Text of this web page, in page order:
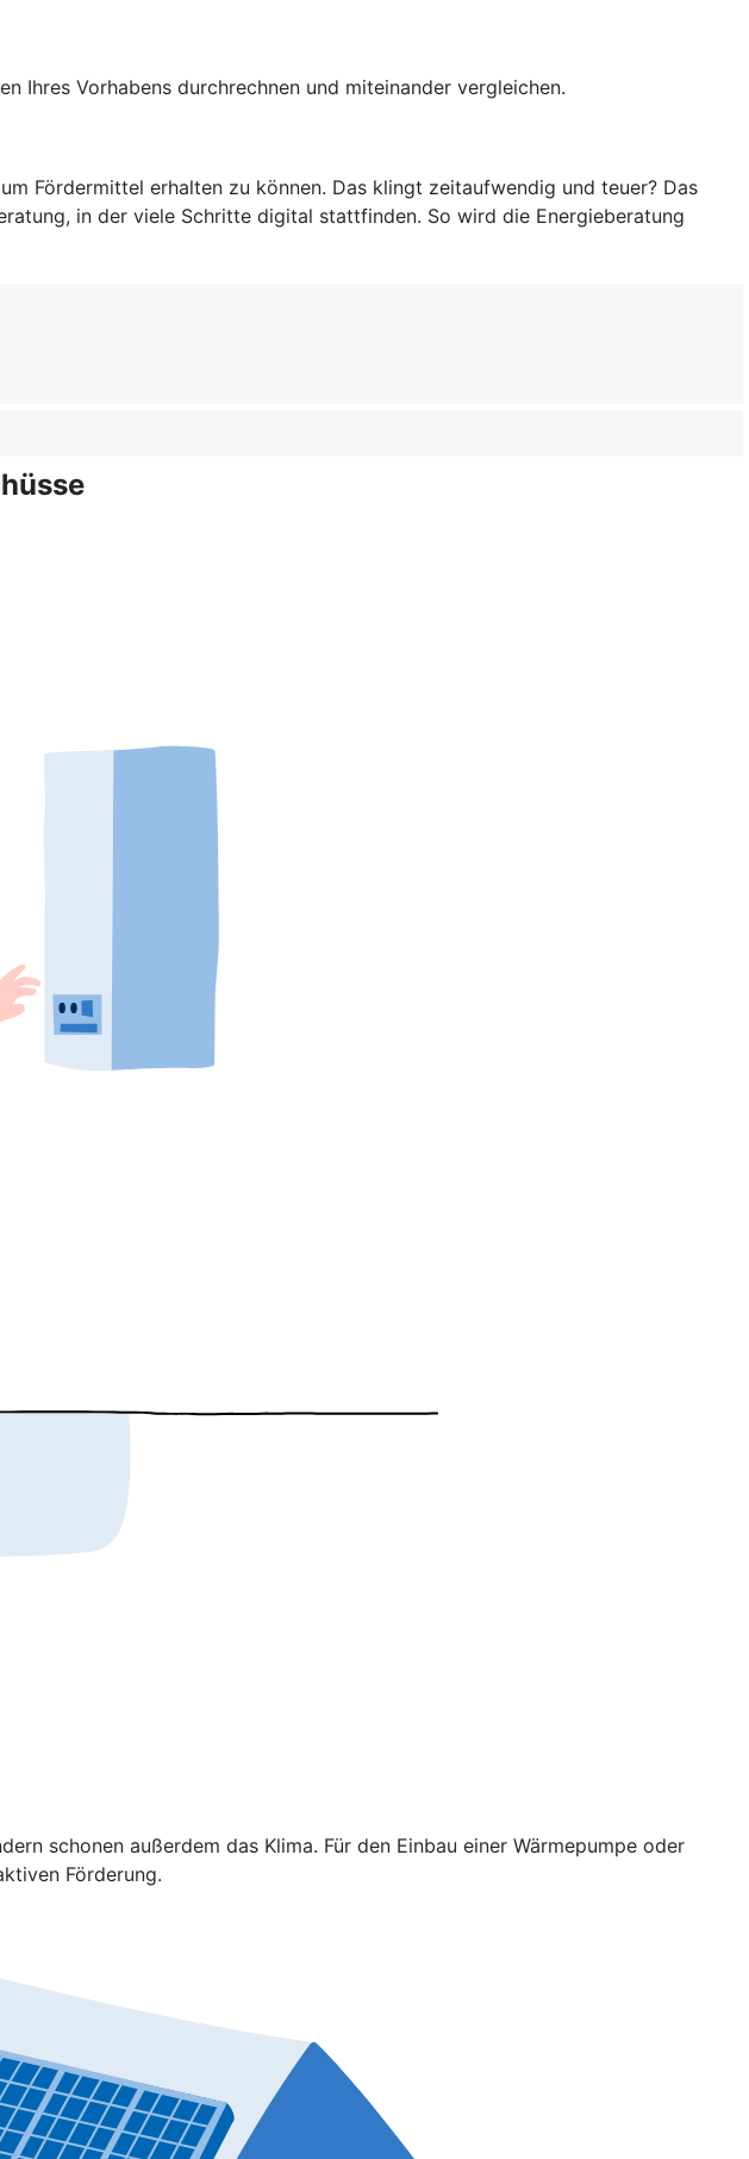
Ihres Vorhabens durchrechnen und miteinander vergleichen.
Fördermittel erhalten zu können. Das klingt zeitaufwendig und teuer? Das
in der viele Schritte digital stattfinden. So wird die Energieberatung
schonen außerdem das Klima. Für den Einbau einer Wärmepumpe oder
Förderung.